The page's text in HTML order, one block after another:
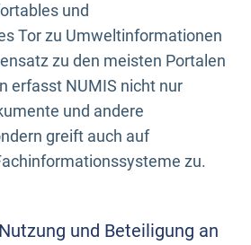
und
Tor zu Umweltinformationen
zu den meisten Portalen
erfasst NUMIS nicht nur
und andere
greift auch auf
zu.
und Beteiligung an